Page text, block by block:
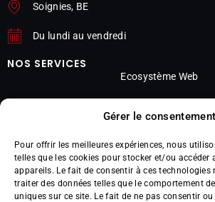
Gérer le consentement
Pour offrir les meilleures expériences, nous
telles que les cookies pour stocker et/ou
appareils. Le fait de consentir à ces technologies
traiter des données telles que le comportement
uniques sur ce site. Le fait de ne pas consentir ou
Soignies, BE
Du lundi au vendredi
NOS SERVICES
Ecosystème Web
Stratégie et Audit